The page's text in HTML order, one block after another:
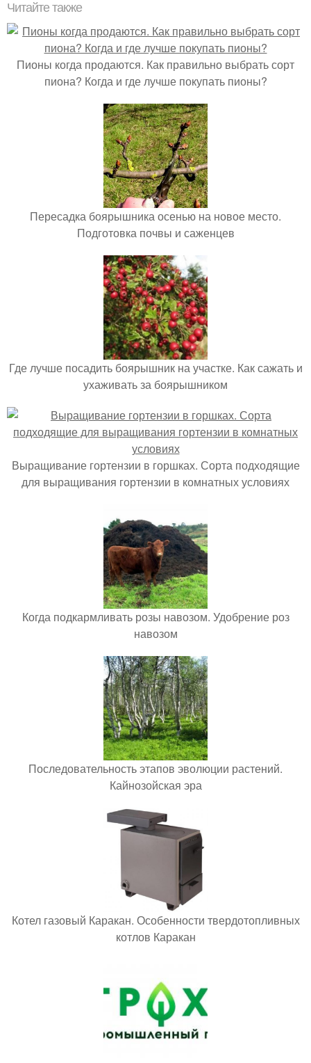
Читайте также
Пионы когда продаются. Как правильно выбрать сорт
пиона? Когда и где лучше покупать пионы?
Пересадка боярышника осенью на новое место.
Подготовка почвы и саженцев
Где лучше посадить боярышник на участке. Как сажать и
ухаживать за боярышником
Выращивание гортензии в горшках. Сорта подходящие
для выращивания гортензии в комнатных условиях
Когда подкармливать розы навозом. Удобрение роз
навозом
Последовательность этапов эволюции растений.
Кайнозойская эра
Котел газовый Каракан. Особенности твердотопливных
котлов Каракан